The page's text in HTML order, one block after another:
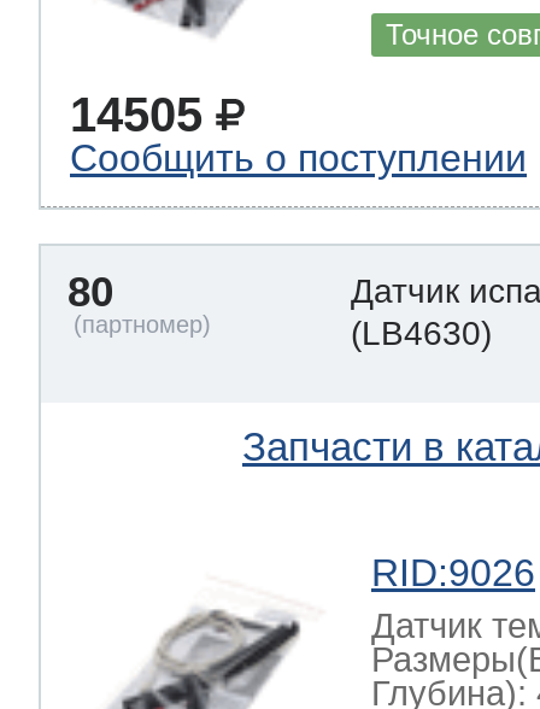
Точное
14505
Сообщить о поступлении
80
Датчик
(LB4630)
Запчасти в
RID:9026
Датчик
Глубина):